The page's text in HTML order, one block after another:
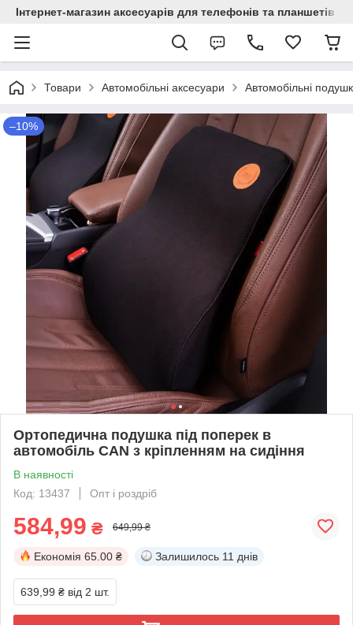
Інтернет-магазин аксесуарів для телефонів та планшетів
Товари Автомобільні аксесуари Автомобільні
–10%
Ортопедична подушка під поперек в
автомобіль CAN з кріпленням на сидіння
В наявності
Код: 13437
Опт і роздріб
584,99 ₴ 649,99 ₴
Економія 65.00 ₴ Залишилось 11 днів
639,99 ₴ від 2 шт.